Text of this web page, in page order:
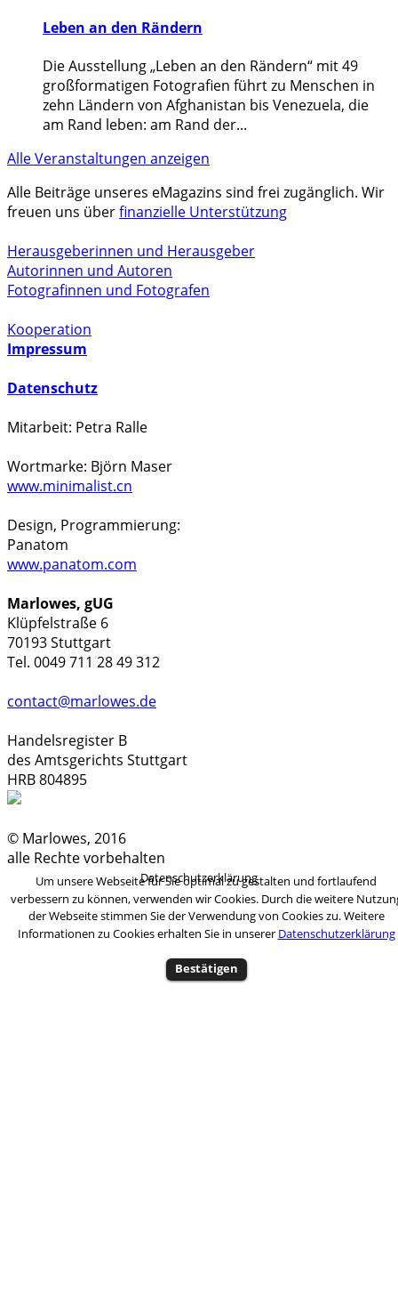
Leben an den Rändern
Die Ausstellung „Leben an den Rändern“ mit 49
großformatigen Fotografien führt zu Menschen in
zehn Ländern von Afghanistan bis Venezuela, die
am Rand leben: am Rand der...
Alle Veranstaltungen anzeigen
Alle Beiträge unseres eMagazins sind frei zugänglich. Wir
freuen uns überfinanzielle Unterstützung
Herausgeberinnen und Herausgeber
Autorinnen und Autoren
Fotografinnen und Fotografen
Kooperation
Impressum
Datenschutz
Mitarbeit: Petra Ralle
Wortmarke: Björn Maser
www.minimalist.cn
Design, Programmierung:
Panatom
www.panatom.com
Marlowes, gUG
Klüpfelstraße 6
70193 Stuttgart
Tel. 0049 711 28 49 312
contact@marlowes.de
Handelsregister B
des Amtsgerichts Stuttgart
HRB 804895
© Marlowes, 2016
alle Rechte vorbehalten
Um unsere Webseite für Sie optimal zu gestalten und fortlaufend
verbessern zu können, verwenden wir Cookies. Durch die weitere
der Webseite stimmen Sie der Verwendung von Cookies zu. Weitere
Informationen zu Cookies erhalten Sie in unserer Datenschutzerklärung
Bestätigen
Datenschutzerklärung